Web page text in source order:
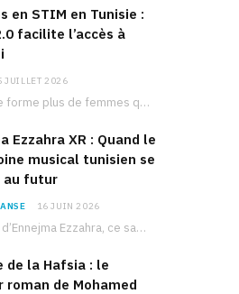
en STIM en Tunisie :
facilite l’accès à
JUILLET 2026
La Tunisie forme plus de femmes que d’hommes dans les filières scientifiques. Pourtant, pour beaucoup…
Ezzahra XR : Quand le
musical tunisien se
au futur
16 JUIN 2026
Le palais d’Ennejma Ezzahra, ce sanctuaire de la musique tunisienne et méditerranéenne construit par le…
de la Hafsia : le
roman de Mohamed